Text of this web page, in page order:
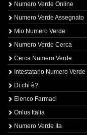
Numero Verde Online
Numero Verde Assegnato
Mio Numero Verde
Numero Verde Cerca
Cerca Numero Verde
Intestatario Numero Verde
Di chi è?
Elenco Farmaci
Onlus Italia
Numero Verde Ita